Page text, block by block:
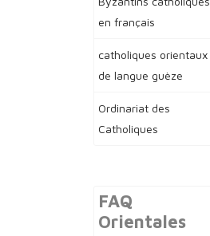
en français
catholiques orientaux
de langue guèze
Ordinariat des
Catholiques
FAQ
Orientales